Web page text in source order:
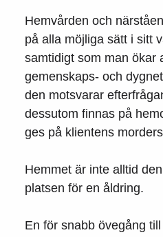
Hemvården och
på alla möjliga sätt i sitt
samtidigt som man ökar
gemenskaps- och
den motsvarar
dessutom finnas på
ges på klientens
Hemmet är inte alltid
platsen för en åldring.
En för snabb övegång